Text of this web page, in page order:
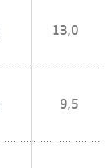
13,0
9,5